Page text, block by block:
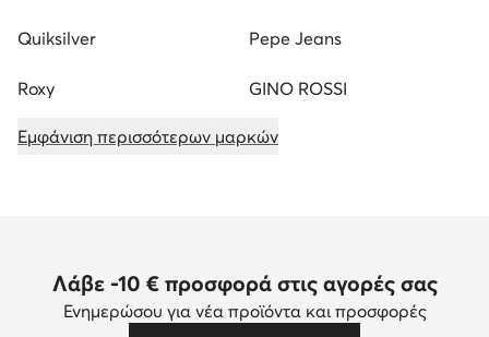
Quiksilver Pepe Jeans
Roxy GINO ROSSI
Εμφάνιση περισσότερων μαρκών
Λάβε -10 € προσφορά στις αγορές σας
Ενημερώσου για νέα προϊόντα και προσφορές